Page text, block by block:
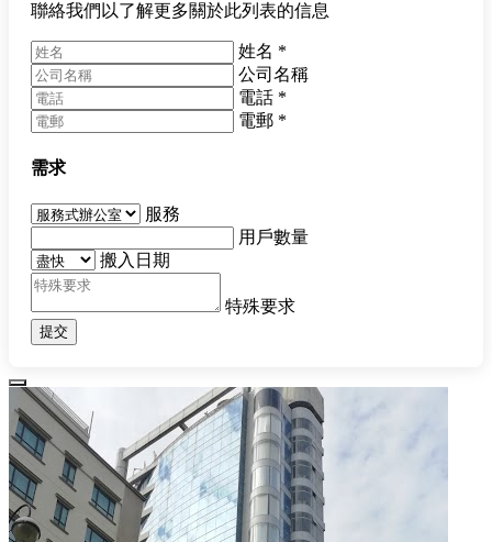
聯絡我們以了解更多關於此列表的信息
姓名 *
公司名稱
電話 *
電郵 *
需求
服務
用戶數量
搬入日期
特殊要求
提交